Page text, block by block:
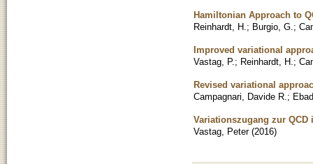
Hamiltonian Approach to
Reinhardt, H. ; Burgio, G. ;
Improved variational
Vastag, P. ; Reinhardt, H. ;
Revised variational
Campagnari, Davide R. ;
Variationszugang zur
Vastag, Peter (2016)